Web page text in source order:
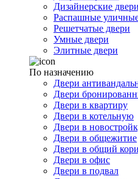
Дизайнерские двери
Распашные
Решетчатые двери
Умные двери
Элитные двери
По назначению
Двери
Двери
Двери в квартиру
Двери в котельную
Двери в
Двери в общежитие
Двери в общий
Двери в офис
Двери в подвал